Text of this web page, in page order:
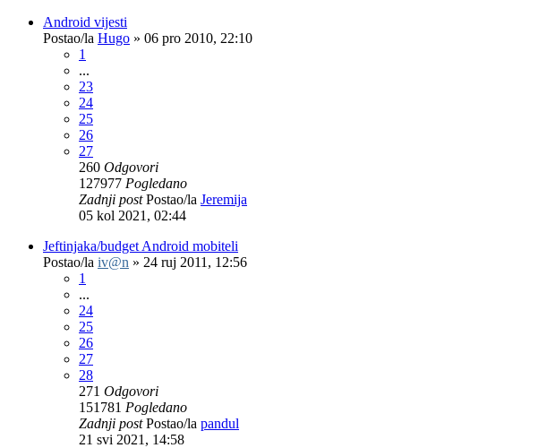
Android vijesti
Postao/la Hugo » 06 pro 2010, 22:10
1
...
23
24
25
26
27
260 Odgovori
127977 Pogledano
Zadnji postPostao/la Jeremija
05 kol 2021, 02:44
Jeftinjaka/budget Android mobiteli
Postao/la iv@n » 24 ruj 2011, 12:56
1
...
24
25
26
27
28
271 Odgovori
151781 Pogledano
Zadnji postPostao/la pandul
21 svi 2021, 14:58